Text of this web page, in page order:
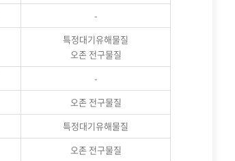
-
특정대기유해물질
오존 전구물질
-
오존 전구물질
특정대기유해물질
오존 전구물질